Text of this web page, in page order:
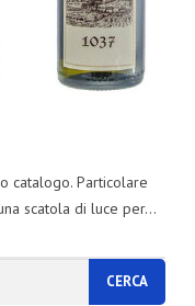
catalogo. Particolare
scatola di luce per…